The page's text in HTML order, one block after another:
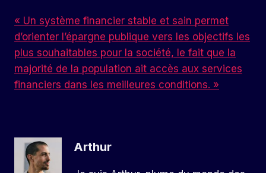
« Un système financier stable et sain permet
d’orienter l’épargne publique vers les objectifs les
plus souhaitables pour la société, le fait que la
majorité de la population ait accès aux services
financiers dans les meilleures conditions. »
Arthur